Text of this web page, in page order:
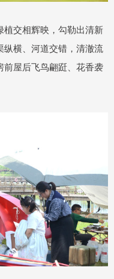
植交相辉映，勾勒出清新
横、河道交错，清澈流
前屋后飞鸟翩跹、花香袭